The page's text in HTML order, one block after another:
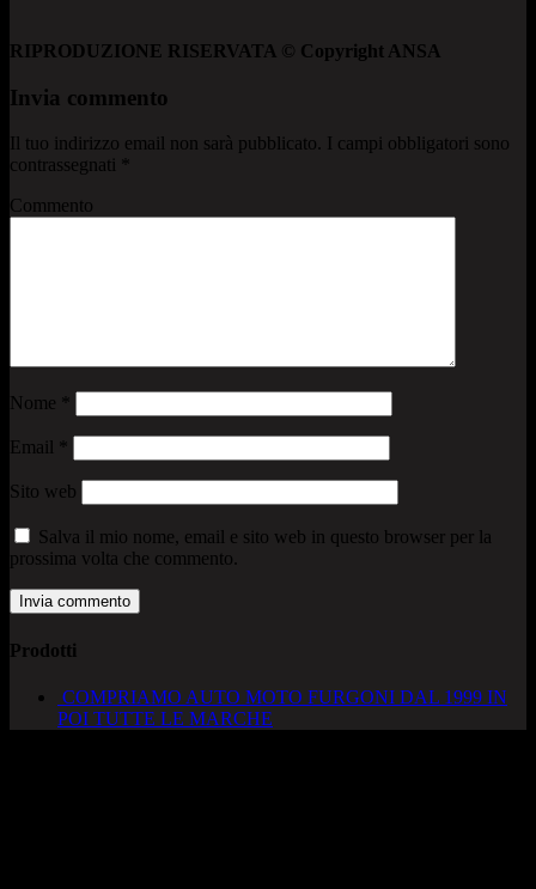
RIPRODUZIONE RISERVATA © Copyright ANSA
Invia commento
Il tuo indirizzo email non sarà pubblicato.
I campi obbligatori sono
contrassegnati
Commento
Nome
Email
Sito web
Salva il mio nome, email e sito web in questo browser per la
prossima volta che commento.
Prodotti
COMPRIAMO AUTO MOTO FURGONI DAL 1999 IN
POI TUTTE LE MARCHE